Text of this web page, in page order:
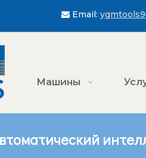
 Email:
Машины